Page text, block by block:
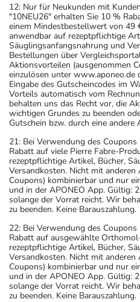
12: Nur für Neukunden mit
"10NEU26" erhalten Sie 10 %
einem Mindestbestellwert von 49
anwendbar auf rezeptpflichtige
Säuglingsanfangsnahrung und
Bestellungen über
Aktionsvorteilen (ausgenommen
einzulösen unter www.aponeo.de
Eingabe des Gutscheincodes im
Vorteils automatisch vom
behalten uns das Recht vor, die
wichtigen Grundes zu beenden
Gutschein bzw. durch eine andere
21: Bei Verwendung des
Rabatt auf viele Pierre Fabre-
rezeptpflichtige Artikel, Bücher,
Versandkosten. Nicht mit
Coupons) kombinierbar und nur
und in der APONEO App. Gültig:
solange der Vorrat reicht. Wir
zu beenden. Keine Barauszahlung.
22: Bei Verwendung des
Rabatt auf ausgewählte
rezeptpflichtige Artikel, Bücher,
Versandkosten. Nicht mit
Coupons) kombinierbar und nur
und in der APONEO App. Gültig:
solange der Vorrat reicht. Wir
zu beenden. Keine Barauszahlung.